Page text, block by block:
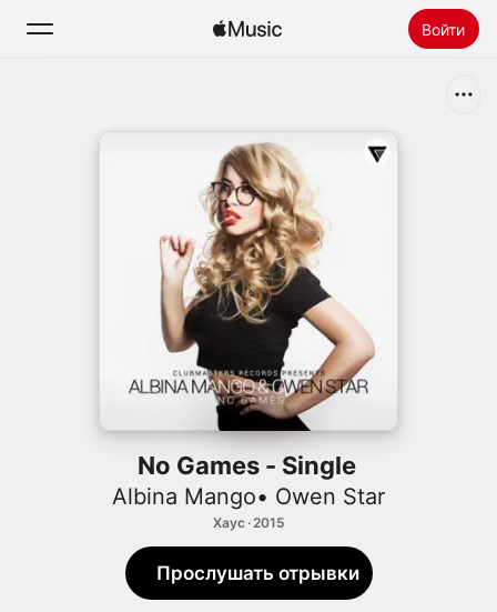
Войти
Установить Apple Music
No Games - Single
Albina Mango• Owen Star
Хаус · 2015
Прослушать отрывки